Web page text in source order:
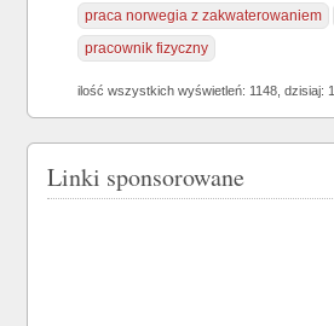
praca norwegia z zakwaterowaniem
pracownik fizyczny
ilość wszystkich wyświetleń: 1148, dzisiaj: 1
Linki sponsorowane